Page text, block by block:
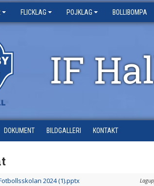
FLICKLAG POJKLAG BOLLIBOMPA
IF
DOKUMENT BILDGALLERI KONTAKT
2024 (1).pptx